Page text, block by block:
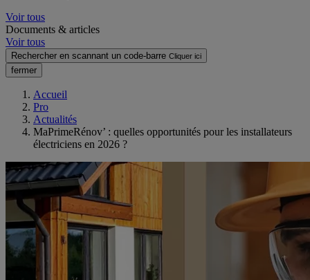
Voir tous
Documents & articles
Voir tous
Rechercher en scannant un code-barre Cliquer ici
fermer
Accueil
Pro
Actualités
MaPrimeRénov’ : quelles opportunités pour les installateurs
électriciens en 2026 ?